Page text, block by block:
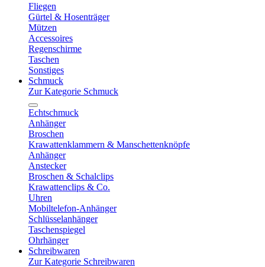
Fliegen
Gürtel & Hosenträger
Mützen
Accessoires
Regenschirme
Taschen
Sonstiges
Schmuck
Zur Kategorie Schmuck
Echtschmuck
Anhänger
Broschen
Krawattenklammern & Manschettenknöpfe
Anhänger
Anstecker
Broschen & Schalclips
Krawattenclips & Co.
Uhren
Mobiltelefon-Anhänger
Schlüsselanhänger
Taschenspiegel
Ohrhänger
Schreibwaren
Zur Kategorie Schreibwaren